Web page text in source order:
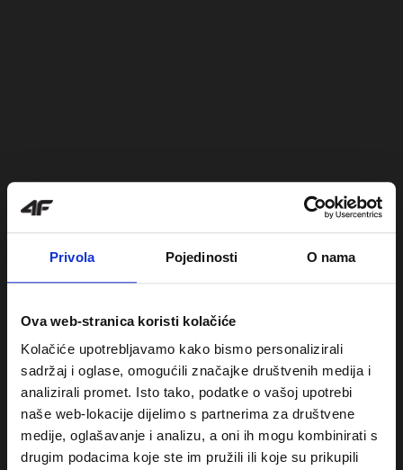
Privola Pojedinosti O nama
Ova web-stranica koristi kolačiće
Kolačiće upotrebljavamo kako bismo personalizirali
sadržaj i oglase, omogućili značajke društvenih medija i
analizirali promet. Isto tako, podatke o vašoj upotrebi
naše web-lokacije dijelimo s partnerima za društvene
medije, oglašavanje i analizu, a oni ih mogu kombinirati s
drugim podacima koje ste im pružili ili koje su prikupili